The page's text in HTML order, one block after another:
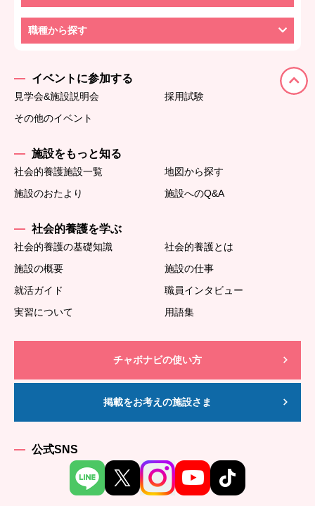
職種から探す
イベントに参加する
見学会&施設説明会
採用試験
その他のイベント
施設をもっと知る
社会的養護施設一覧
地図から探す
施設のおたより
施設へのQ&A
社会的養護を学ぶ
社会的養護の基礎知識
社会的養護とは
施設の概要
施設の仕事
就活ガイド
職員インタビュー
実習について
用語集
チャボナビの使い方
掲載をお考えの施設さま
公式SNS